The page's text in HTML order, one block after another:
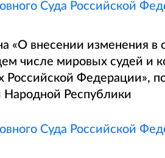
Суда Российской
«О внесении изменения в
числе мировых судей и
Российской Федерации»,
Республики
Суда Российской